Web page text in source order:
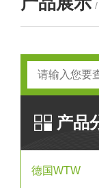
产品
德国WTW